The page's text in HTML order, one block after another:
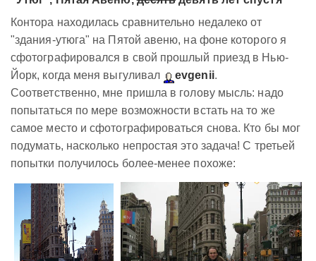
Контора находилась сравнительно недалеко от
"здания-утюга" на Пятой авеню, на фоне которого я
сфотографировался в свой прошлый приезд в Нью-
Йорк, когда меня выгуливал
evgenii.
Соответственно, мне пришла в голову мысль: надо
попытаться по мере возможности встать на то же
самое место и сфотографироваться снова. Кто бы мог
подумать, насколько непростая это задача! С третьей
попытки получилось более-менее похоже: